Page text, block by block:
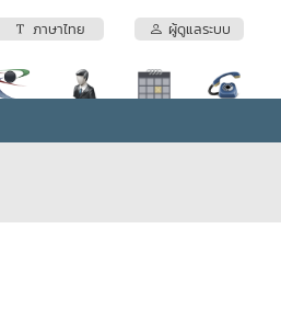
ภาษาไทย ผู้ดูแลระบบ